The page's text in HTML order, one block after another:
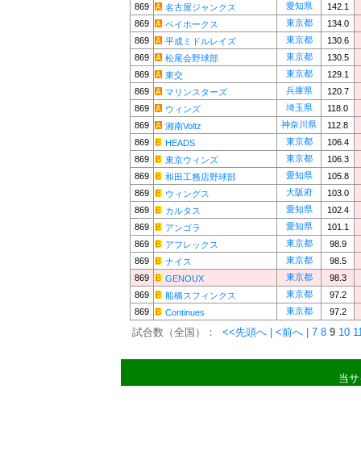
869
名古屋ジャンクス 愛知県
142.1
869
ベイホークス 東京都
134.0
869
平成ミドルレイズ 東京都
130.6
869
松尾会野球部 東京都
130.5
869
東交 東京都
129.1
869
マリンスターズ 兵庫県
120.7
869
ウィンズ 埼玉県
118.0
869
湘南Voltz 神奈川県
112.8
869
HEADS 東京都
106.4
869
東京ウィンズ 東京都
106.3
869
和田工務店野球部 愛知県
105.8
869
ウィングス 大阪府
103.0
869
カルタス 愛知県
102.4
869
アンゴラ 愛知県
101.1
869
アフレックス 東京都
98.9
869
ナイス 東京都
98.5
869
GENOUX 東京都
98.3
869
船橋スフィンクス 東京都
97.2
869
Continues 東京都 97.2
試合数（全国）： <<先頭へ <前へ 7 8 9 10
当